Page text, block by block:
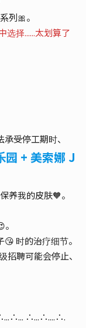
列🎀。
选择......太划算了
受停工期时、
+ 美索娜 J
养我的皮肤🧡。
时的治疗细节。
招聘可能会停止、
∴...∴....∴.